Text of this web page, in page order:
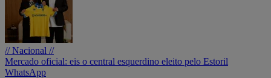
// Nacional //
Mercado oficial: eis o central esquerdino eleito pelo Estoril
WhatsApp